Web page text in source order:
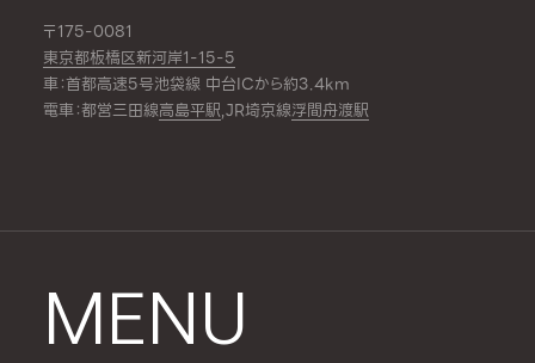
〒175-0081
東京都板橋区新河岸1-15-5
車：首都高速5号池袋線 中台ICから約3.4km
電車：都営三田線高島平駅,JR埼京線浮間舟渡駅
MENU